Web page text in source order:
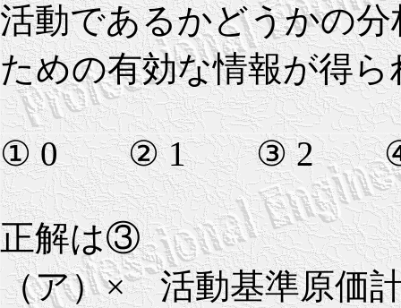
活動であるかどうかの
ための有効な情報が得ら
① 0 ② 1 ③ 2
正解は③
（ア）× 活動基準原価計